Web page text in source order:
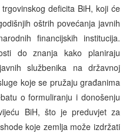
deficita BiH, koji će
oštrih povećanja javnih
financijskih institucija.
do znanja kako planiraju
službenika na državnoj
koje se pružaju građanima
o formuliranju i donošenju
BiH, što je preduvjet za
koje zemlja može izdržati